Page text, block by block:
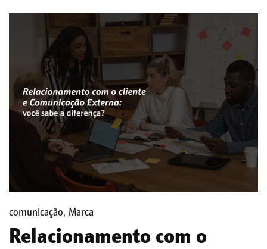
comunicação, Marca
Relacionamento com o